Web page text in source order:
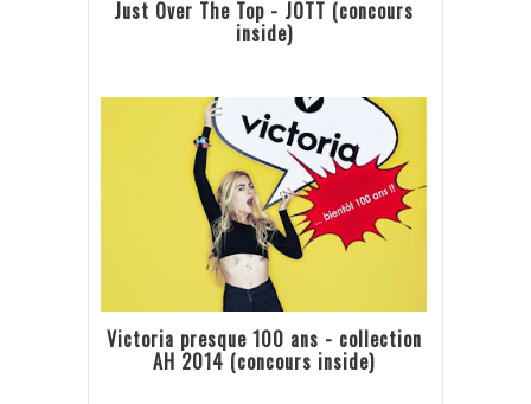
Just Over The Top - JOTT (concours
inside)
Victoria presque 100 ans - collection
AH 2014 (concours inside)